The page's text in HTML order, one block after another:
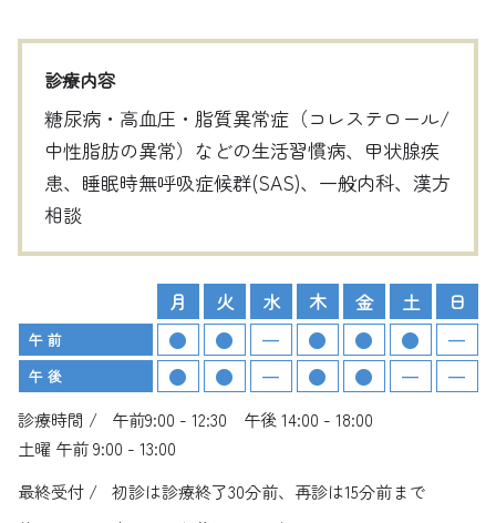
診療内容
糖尿病・高血圧・脂質異常症（コレステロール/
中性脂肪の異常）などの生活習慣病、甲状腺疾
患、睡眠時無呼吸症候群(SAS)、一般内科、漢方
相談
月 火 水 木 金 土 日
午 前
午 後
診療時間 /
午前9:00 - 12:30 午後 14:00 - 18:00
土曜 午前 9:00 - 13:00
最終受付 /
初診は診療終了30分前、再診は15分前まで